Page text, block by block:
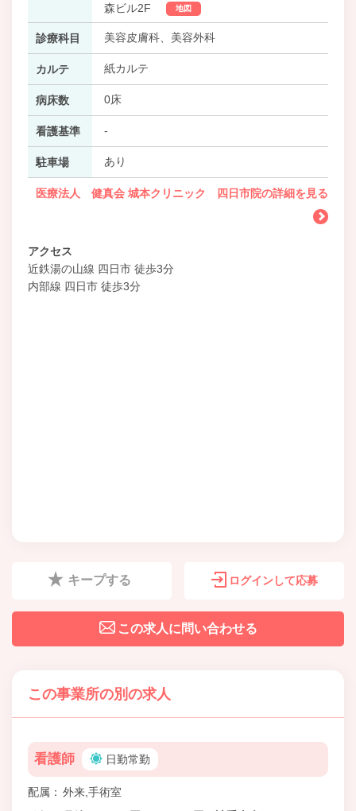
森ビル2F
地図
診療科目 美容皮膚科、美容外科
カルテ 紙カルテ
病床数 0床
看護基準 -
駐車場 あり
医療法人 健真会 城本クリニック 四日市院の詳細を見る
アクセス
近鉄湯の山線 四日市 徒歩3分
内部線 四日市 徒歩3分
キープする ログインして応募
この求人に問い合わせる
この事業所の別の求人
看護師 日勤常勤
配属
外来,手術室